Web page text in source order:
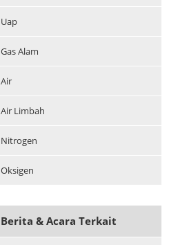
Uap
Gas Alam
Air
Air Limbah
Nitrogen
Oksigen
Berita & Acara Terkait